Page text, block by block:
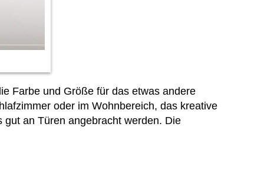
Farbe und Größe für das etwas andere
oder im Wohnbereich, das kreative
an Türen angebracht werden. Die